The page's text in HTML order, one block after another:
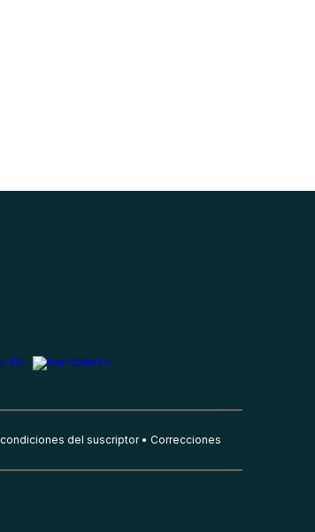
del suscriptor Correcciones